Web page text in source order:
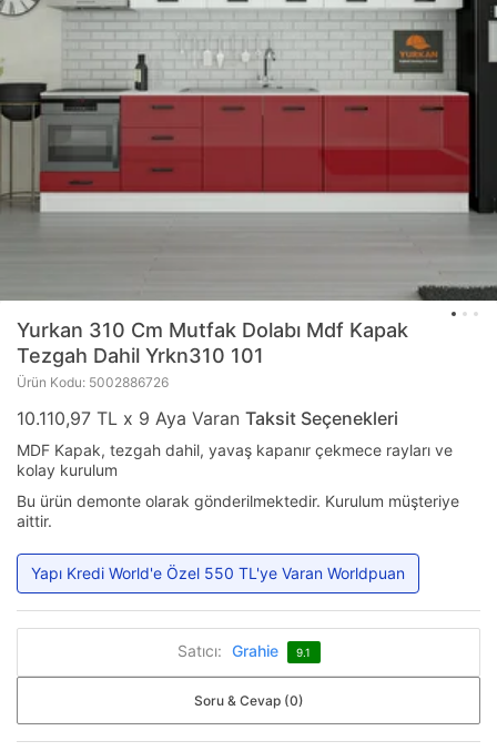
Yurkan 310 Cm Mutfak Dolabı Mdf Kapak
Tezgah Dahil Yrkn310 101
Ürün Kodu: 5002886726
10.110,97 TL x 9 Aya Varan Taksit Seçenekleri
MDF Kapak, tezgah dahil, yavaş kapanır çekmece rayları ve
kolay kurulum
Bu ürün demonte olarak gönderilmektedir. Kurulum müşteriye
aittir.
Yapı Kredi World'e Özel 550 TL'ye Varan Worldpuan
Satıcı: Grahie 9.1
Soru & Cevap (0)